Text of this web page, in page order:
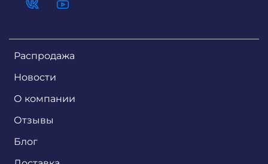
Распродажа
Новости
О компании
Отзывы
Блог